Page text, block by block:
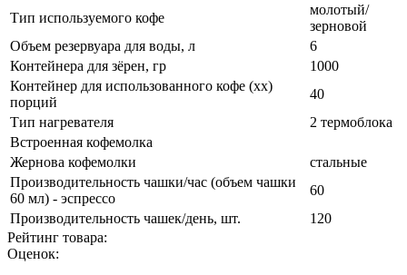
Тип используемого кофе
молотый/
зерновой
Объем резервуара для воды, л
6
Контейнера для зёрен, гр
1000
Контейнер для использованного кофе (хх)
порций
40
Тип нагревателя
2 термоблока
Встроенная кофемолка
Жернова кофемолки
стальные
Производительность чашки/час (объем чашки
60 мл) - эспрессо
60
Производительность чашек/день, шт.
120
Рейтинг товара:
Оценок: